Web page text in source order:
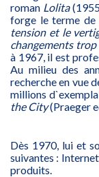
roman Lolita
forge le terme
tension et le
changements
à 1967, il est
Au milieu des
recherche en vue
millions
the City(Praeger
Dès 1970, lui et
suivantes :
produits.